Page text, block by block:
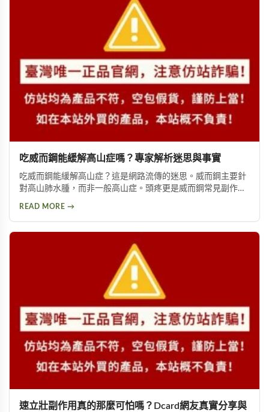
吃威而鋼能緩解高山症嗎？專家解析迷思與事實
吃威而鋼能緩解高山症？這是網路流傳的迷思。威而鋼主要針
對高山肺水腫，而非一般高山症。頭疼更是威而鋼常見副作
READ MORE →
速立壯副作用真的那麼可怕嗎？Dcard網友真實分享與